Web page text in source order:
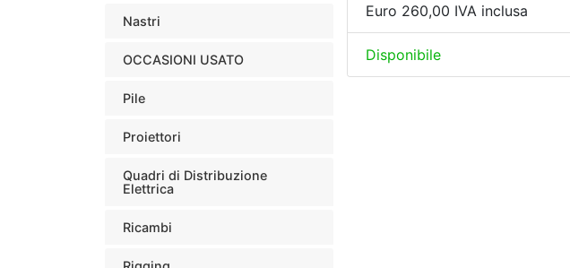
Nastri
OCCASIONI USATO
Pile
Proiettori
Quadri di Distribuzione
Elettrica
Ricambi
Euro 260,00 IVA inclusa
Disponibile